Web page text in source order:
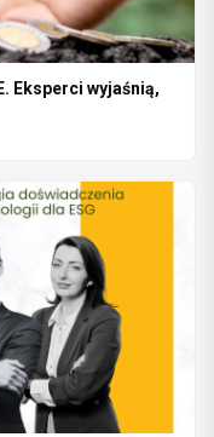
Eksperci wyjaśnią,